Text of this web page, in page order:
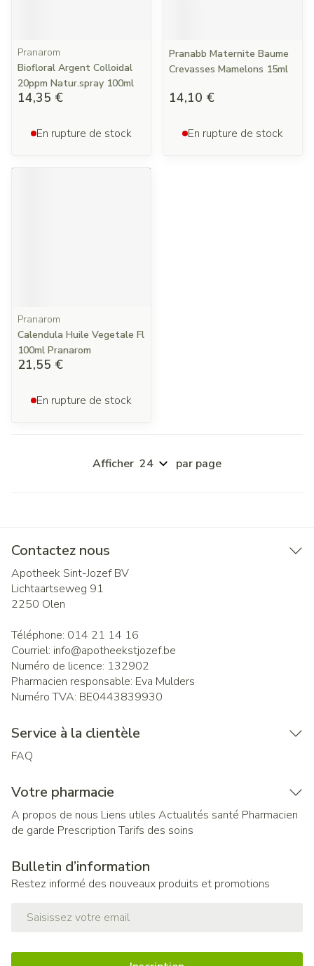
Pranarom
Biofloral Argent Colloidal
20ppm Natur.spray 100ml
14,35 €
En rupture de stock
Pranabb Maternite Baume
Crevasses Mamelons 15ml
14,10 €
En rupture de stock
Pranarom
Calendula Huile Vegetale Fl
100ml Pranarom
21,55 €
En rupture de stock
Afficher par page
Contactez nous
Apotheek Sint-Jozef BV
Lichtaartseweg 91
2250 Olen
Téléphone: 014 21 14 16
Courriel: info@apotheekstjozef.be
Numéro de licence: 132902
Pharmacien responsable: Eva Mulders
Numéro TVA: BE0443839930
Service à la clientèle
FAQ
Votre pharmacie
A propos de nous Liens utiles Actualités santé Pharmacien
de garde Prescription Tarifs des soins
Bulletin d’information
Restez informé des nouveaux produits et promotions